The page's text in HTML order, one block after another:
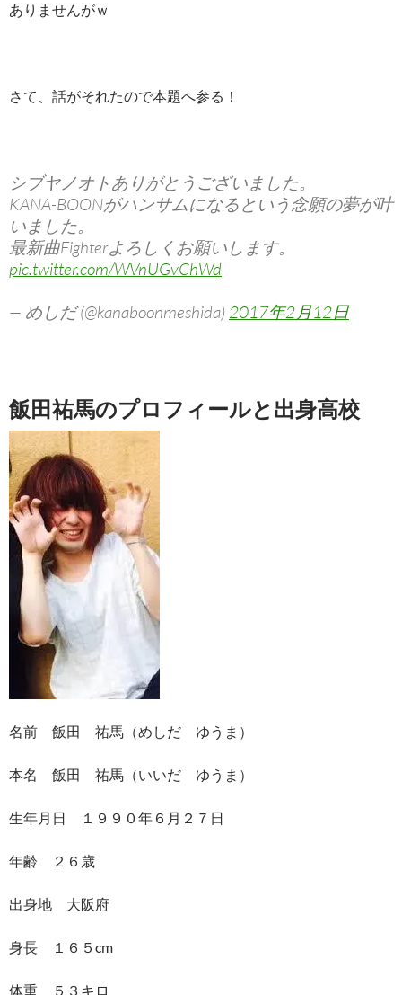
ありませんがｗ
さて、話がそれたので本題へ参る！
シブヤノオトありがとうございました。
KANA-BOONがハンサムになるという念願の夢が叶
いました。
最新曲Fighterよろしくお願いします。
pic.twitter.com/WVnUGvChWd
— めしだ (@kanaboonmeshida) 2017年2月12日
飯田祐馬のプロフィールと出身高校
名前 飯田 祐馬（めしだ ゆうま）
本名 飯田 祐馬（いいだ ゆうま）
生年月日 １９９０年６月２７日
年齢 ２６歳
出身地 大阪府
身長 １６５cm
体重 ５３キロ